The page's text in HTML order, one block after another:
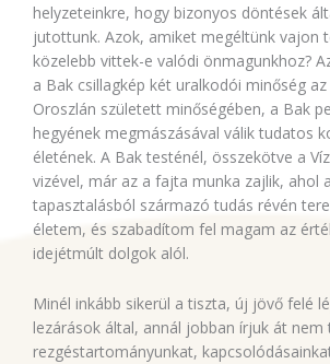
helyzeteinkre, hogy bizonyos döntések
jutottunk. Azok, amiket megéltünk vajon
közelebb vittek-e valódi önmagunkhoz?
a Bak csillagkép két uralkodói minőség
Oroszlán született minőségében, a Bak
hegyének megmászásával válik tudatos
életének. A Bak testénél, összekötve a
vizével, már az a fajta munka zajlik, ahol
tapasztalásból származó tudás révén
életem, és szabadítom fel magam az
idejétmúlt dolgok alól.
Minél inkább sikerül a tiszta, új jövő felé
lezárások által, annál jobban írjuk át nem
rezgéstartományunkat,